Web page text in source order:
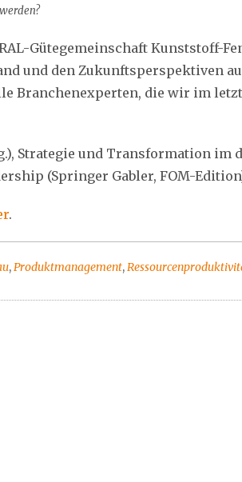
Gütegemeinschaft Kunststoff-
und den Zukunftsperspektiven
Branchenexperten, die wir im
Strategie und Transformation im
(Springer Gabler, FOM-
.
,Produktmanagement,